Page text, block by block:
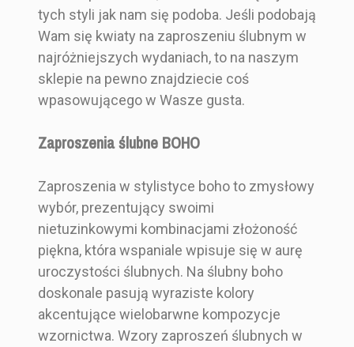
tych styli jak nam się podoba. Jeśli podobają
Wam się kwiaty na zaproszeniu ślubnym w
najróżniejszych wydaniach, to na naszym
sklepie na pewno znajdziecie coś
wpasowującego w Wasze gusta.
Zaproszenia ślubne BOHO
Zaproszenia w stylistyce boho to zmysłowy
wybór, prezentujący swoimi
nietuzinkowymi kombinacjami złożoność
piękna, która wspaniale wpisuje się w aurę
uroczystości ślubnych. Na ślubny boho
doskonale pasują wyraziste kolory
akcentujące wielobarwne kompozycje
wzornictwa. Wzory zaproszeń ślubnych w